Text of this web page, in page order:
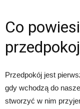
Co
Przedpokój jest
gdy wchodzą do
stworzyć w nim